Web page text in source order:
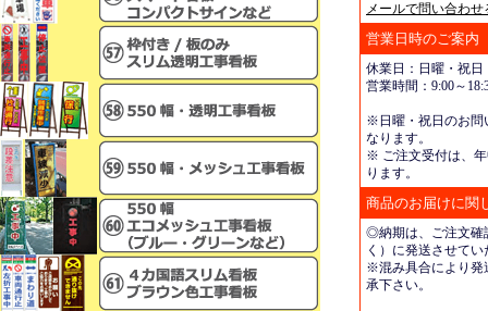
メールで問い合わせ
営業日時のご案内
休業日：日曜・祝日
営業時間：9:00～
※日曜・祝日のお問
なります。
※ ご注文受付は、
ります。
商品のお届けに関
◎納期は、ご注文確
く）に発送させて
※混み具合により発
承下さい。